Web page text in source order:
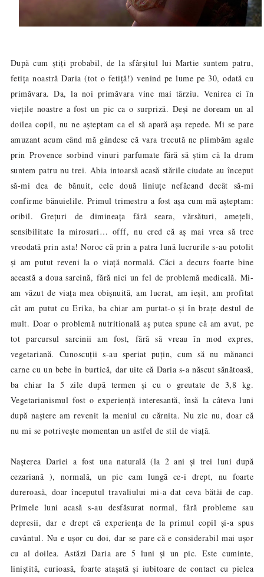
După cum știți probabil, de la sfârșitul lui Martie suntem patru,
fetița noastră Daria (tot o fetiță!) venind pe lume pe 30, odată cu
primăvara. Da, la noi primăvara vine mai târziu. Venirea ei în
viețile noastre a fost un pic ca o surpriză. Deși ne doream un al
doilea copil, nu ne așteptam ca el să apară așa repede. Mi se pare
amuzant acum când mă gândesc că vara trecută ne plimbăm agale
prin Provence sorbind vinuri parfumate fără să știm că la drum
suntem patru nu trei. Abia intoarsă acasă stările ciudate au început
să-mi dea de bănuit, cele două liniuțe nefăcand decât să-mi
confirme bănuielile. Primul trimestru a fost așa cum mă așteptam:
oribil. Grețuri de dimineața fără seara, vărsături, amețeli,
sensibilitate la mirosuri… offf, nu cred că aș mai vrea să trec
vreodată prin asta! Noroc că prin a patra lună lucrurile s-au potolit
și am putut reveni la o viață normală. Căci a decurs foarte bine
această a doua sarcină, fără nici un fel de problemă medicală. Mi-
am văzut de viața mea obișnuită, am lucrat, am ieșit, am profitat
cât am putut cu Erika, ba chiar am purtat-o și în brațe destul de
mult. Doar o problemă nutritională aș putea spune că am avut, pe
tot parcursul sarcinii am fost, fără să vreau în mod expres,
vegetariană. Cunoscuții s-au speriat puțin, cum să nu mănanci
carne cu un bebe în burtică, dar uite că Daria s-a născut sănătoasă,
ba chiar la 5 zile după termen și cu o greutate de 3,8 kg.
Vegetarianismul fost o experiență interesantă, însă la câteva luni
după naștere am revenit la meniul cu cărnita. Nu zic nu, doar că
nu mi se potrivește momentan un astfel de stil de viață.
Nașterea Dariei a fost una naturală (la 2 ani și trei luni după
cezariană ), normală, un pic cam lungă ce-i drept, nu foarte
dureroasă, doar începutul travaliului mi-a dat ceva bătăi de cap.
Primele luni acasă s-au desfăsurat normal, fără probleme sau
depresii, dar e drept că experiența de la primul copil și-a spus
cuvântul. Nu e ușor cu doi, dar se pare că e considerabil mai ușor
cu al doilea. Astăzi Daria are 5 luni și un pic. Este cuminte,
liniștită, curioasă, foarte atașată și iubitoare de contact cu pielea